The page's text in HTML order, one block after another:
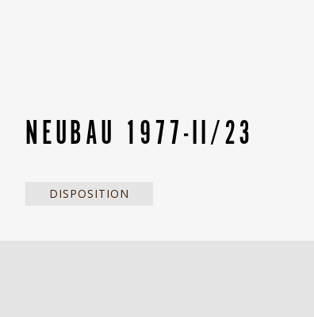
NEUBAU 1977-II/23
DISPOSITION